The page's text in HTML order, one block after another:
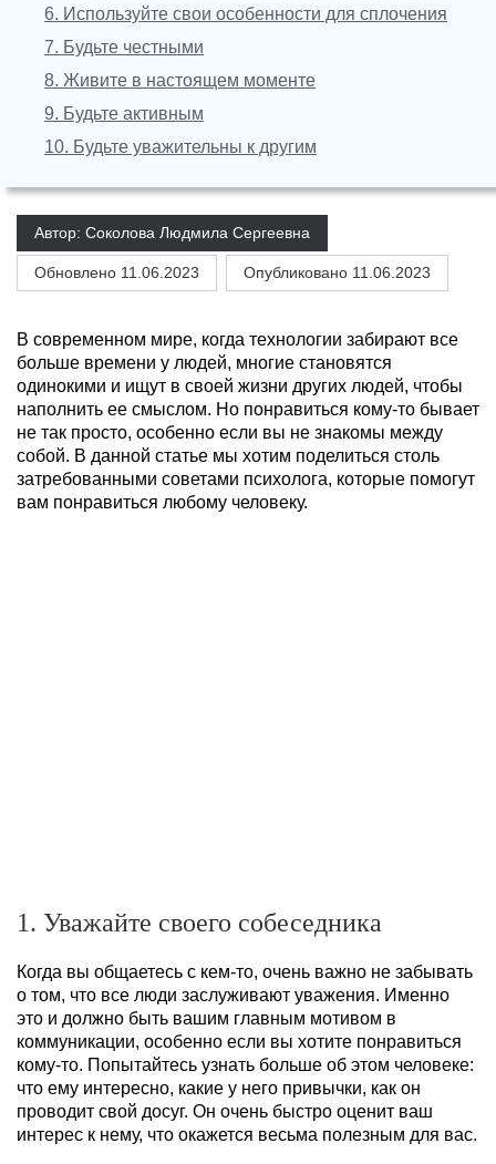
6. Используйте свои особенности для сплочения
7. Будьте честными
8. Живите в настоящем моменте
9. Будьте активным
10. Будьте уважительны к другим
Автор: Соколова Людмила Сергеевна
Обновлено 11.06.2023 Опубликовано 11.06.2023
В современном мире, когда технологии забирают все
больше времени у людей, многие становятся
одинокими и ищут в своей жизни других людей, чтобы
наполнить ее смыслом. Но понравиться кому-то бывает
не так просто, особенно если вы не знакомы между
собой. В данной статье мы хотим поделиться столь
затребованными советами психолога, которые помогут
вам понравиться любому человеку.
1. Уважайте своего собеседника
Когда вы общаетесь с кем-то, очень важно не забывать
о том, что все люди заслуживают уважения. Именно
это и должно быть вашим главным мотивом в
коммуникации, особенно если вы хотите понравиться
кому-то. Попытайтесь узнать больше об этом человеке:
что ему интересно, какие у него привычки, как он
проводит свой досуг. Он очень быстро оценит ваш
интерес к нему, что окажется весьма полезным для вас.